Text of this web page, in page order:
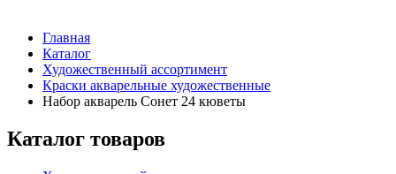
Главная
Каталог
Художественный ассортимент
Краски акварельные художественные
Набор акварель Сонет 24 кюветы
Каталог товаров